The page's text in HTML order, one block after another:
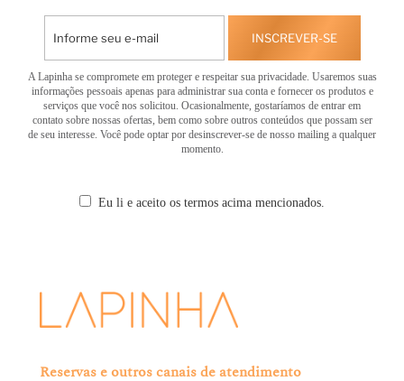
INSCREVER-SE
A Lapinha se compromete em proteger e respeitar sua privacidade. Usaremos suas
informações pessoais apenas para administrar sua conta e fornecer os produtos e
serviços que você nos solicitou. Ocasionalmente, gostaríamos de entrar em
contato sobre nossas ofertas, bem como sobre outros conteúdos que possam ser
de seu interesse. Você pode optar por desinscrever-se de nosso mailing a qualquer
momento.
Eu li e aceito os termos acima mencionados.
Reservas e outros canais de atendimento